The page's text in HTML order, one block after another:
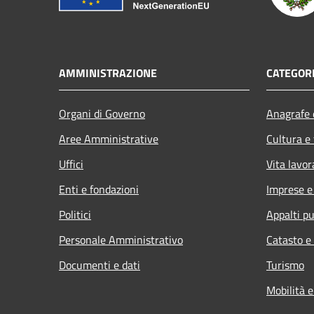
AMMINISTRAZIONE
Organi di Governo
Aree Amministrative
Uffici
Enti e fondazioni
Politici
Personale Amministrativo
Documenti e dati
Cultura
Vita
Imprese
Appalti
Catasto
Turismo
Mobilità